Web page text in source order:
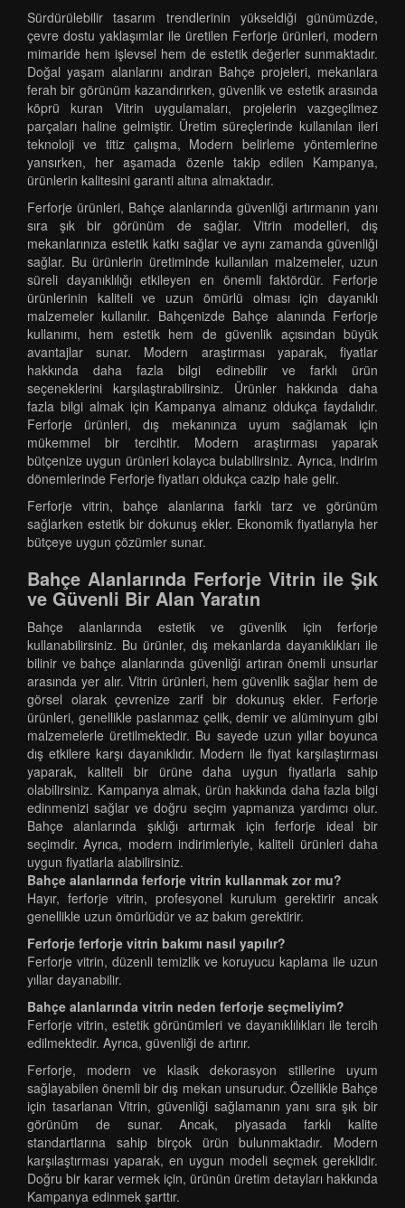
Sürdürülebilir tasarım trendlerinin yükseldiği günümüzde,
çevre dostu yaklaşımlar ile üretilen Ferforje ürünleri, modern
mimaride hem işlevsel hem de estetik değerler sunmaktadır.
Doğal yaşam alanlarını andıran Bahçe projeleri, mekanlara
ferah bir görünüm kazandırırken, güvenlik ve estetik arasında
köprü kuran Vitrin uygulamaları, projelerin vazgeçilmez
parçaları haline gelmiştir. Üretim süreçlerinde kullanılan ileri
teknoloji ve titiz çalışma, Modern belirleme yöntemlerine
yansırken, her aşamada özenle takip edilen Kampanya,
ürünlerin kalitesini garanti altına almaktadır.
Ferforje ürünleri, Bahçe alanlarında güvenliği artırmanın yanı
sıra şık bir görünüm de sağlar. Vitrin modelleri, dış
mekanlarınıza estetik katkı sağlar ve aynı zamanda güvenliği
sağlar. Bu ürünlerin üretiminde kullanılan malzemeler, uzun
süreli dayanıklılığı etkileyen en önemli faktördür. Ferforje
ürünlerinin kaliteli ve uzun ömürlü olması için dayanıklı
malzemeler kullanılır. Bahçenizde Bahçe alanında Ferforje
kullanımı, hem estetik hem de güvenlik açısından büyük
avantajlar sunar. Modern araştırması yaparak, fiyatlar
hakkında daha fazla bilgi edinebilir ve farklı ürün
seçeneklerini karşılaştırabilirsiniz. Ürünler hakkında daha
fazla bilgi almak için Kampanya almanız oldukça faydalıdır.
Ferforje ürünleri, dış mekanınıza uyum sağlamak için
mükemmel bir tercihtir. Modern araştırması yaparak
bütçenize uygun ürünleri kolayca bulabilirsiniz. Ayrıca, indirim
dönemlerinde Ferforje fiyatları oldukça cazip hale gelir.
Ferforje vitrin, bahçe alanlarına farklı tarz ve görünüm
sağlarken estetik bir dokunuş ekler. Ekonomik fiyatlarıyla her
bütçeye uygun çözümler sunar.
Bahçe Alanlarında Ferforje Vitrin ile Şık
ve Güvenli Bir Alan Yaratın
Bahçe alanlarında estetik ve güvenlik için ferforje
kullanabilirsiniz. Bu ürünler, dış mekanlarda dayanıklıkları ile
bilinir ve bahçe alanlarında güvenliği artıran önemli unsurlar
arasında yer alır. Vitrin ürünleri, hem güvenlik sağlar hem de
görsel olarak çevrenize zarif bir dokunuş ekler. Ferforje
ürünleri, genellikle paslanmaz çelik, demir ve alüminyum gibi
malzemelerle üretilmektedir. Bu sayede uzun yıllar boyunca
dış etkilere karşı dayanıklıdır. Modern ile fiyat karşılaştırması
yaparak, kaliteli bir ürüne daha uygun fiyatlarla sahip
olabilirsiniz. Kampanya almak, ürün hakkında daha fazla bilgi
edinmenizi sağlar ve doğru seçim yapmanıza yardımcı olur.
Bahçe alanlarında şıklığı artırmak için ferforje ideal bir
seçimdir. Ayrıca, modern indirimleriyle, kaliteli ürünleri daha
uygun fiyatlarla alabilirsiniz.
Bahçe alanlarında ferforje vitrin kullanmak zor mu?
Hayır, ferforje vitrin, profesyonel kurulum gerektirir ancak
genellikle uzun ömürlüdür ve az bakım gerektirir.
Ferforje ferforje vitrin bakımı nasıl yapılır?
Ferforje vitrin, düzenli temizlik ve koruyucu kaplama ile uzun
yıllar dayanabilir.
Bahçe alanlarında vitrin neden ferforje seçmeliyim?
Ferforje vitrin, estetik görünümleri ve dayanıklılıkları ile tercih
edilmektedir. Ayrıca, güvenliği de artırır.
Ferforje, modern ve klasik dekorasyon stillerine uyum
sağlayabilen önemli bir dış mekan unsurudur. Özellikle Bahçe
için tasarlanan Vitrin, güvenliği sağlamanın yanı sıra şık bir
görünüm de sunar. Ancak, piyasada farklı kalite
standartlarına sahip birçok ürün bulunmaktadır. Modern
karşılaştırması yaparak, en uygun modeli seçmek gereklidir.
Doğru bir karar vermek için, ürünün üretim detayları hakkında
Kampanya edinmek şarttır.